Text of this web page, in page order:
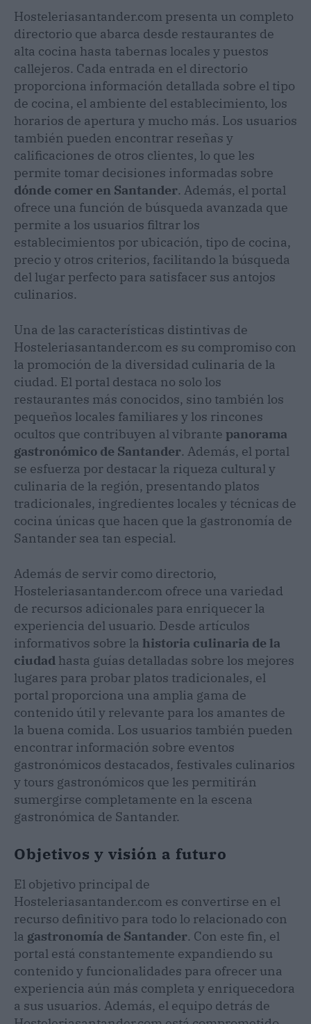
Hosteleriasantander.com presenta un completo
directorio que abarca desde restaurantes de
alta cocina hasta tabernas locales y puestos
callejeros. Cada entrada en el directorio
proporciona información detallada sobre el tipo
de cocina, el ambiente del establecimiento, los
horarios de apertura y mucho más. Los usuarios
también pueden encontrar reseñas y
calificaciones de otros clientes, lo que les
permite tomar decisiones informadas sobre
dónde comer en Santander. Además, el portal
ofrece una función de búsqueda avanzada que
permite a los usuarios filtrar los
establecimientos por ubicación, tipo de cocina,
precio y otros criterios, facilitando la búsqueda
del lugar perfecto para satisfacer sus antojos
culinarios.
Una de las características distintivas de
Hosteleriasantander.com es su compromiso con
la promoción de la diversidad culinaria de la
ciudad. El portal destaca no solo los
restaurantes más conocidos, sino también los
pequeños locales familiares y los rincones
ocultos que contribuyen al vibrante panorama
gastronómico de Santander. Además, el portal
se esfuerza por destacar la riqueza cultural y
culinaria de la región, presentando platos
tradicionales, ingredientes locales y técnicas de
cocina únicas que hacen que la gastronomía de
Santander sea tan especial.
Además de servir como directorio,
Hosteleriasantander.com ofrece una variedad
de recursos adicionales para enriquecer la
experiencia del usuario. Desde artículos
informativos sobre la historia culinaria de la
ciudad hasta guías detalladas sobre los mejores
lugares para probar platos tradicionales, el
portal proporciona una amplia gama de
contenido útil y relevante para los amantes de
la buena comida. Los usuarios también pueden
encontrar información sobre eventos
gastronómicos destacados, festivales culinarios
y tours gastronómicos que les permitirán
sumergirse completamente en la escena
gastronómica de Santander.
Objetivos y visión a futuro
El objetivo principal de
Hosteleriasantander.com es convertirse en el
recurso definitivo para todo lo relacionado con
la gastronomía de Santander. Con este fin, el
portal está constantemente expandiendo su
contenido y funcionalidades para ofrecer una
experiencia aún más completa y enriquecedora
a sus usuarios. Además, el equipo detrás de